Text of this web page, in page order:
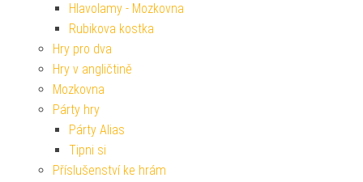
Hlavolamy - Mozkovna
Rubikova kostka
Hry pro dva
Hry v angličtině
Mozkovna
Párty hry
Párty Alias
Tipni si
Příslušenství ke hrám